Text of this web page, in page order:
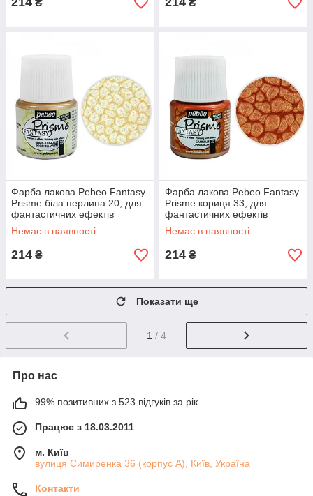
₴ ₴
Фарба лакова Pebeo Fantasy
Prisme біла перлина 20, для
фантастичних ефектів
Немає в наявності
214 ₴
Фарба лакова Pebeo Fantasy
Prisme кориця 33, для
фантастичних ефектів
Немає в наявності
214 ₴
Показати ще
1 / 4
Про нас
99% позитивних з 523 відгуків за рік
Працює з 18.03.2011
м. Київ
вулиця Симиренка 36 (корпус А), Київ, Україна
Контакти